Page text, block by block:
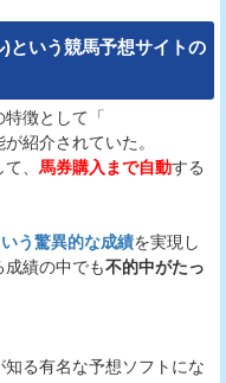
)という競馬予想サイトの
徴として「
紹介されていた。
、 馬券購入まで自動する
う驚異的な成績を実現し
績の中でも不的中がたっ
る有名な予想ソフトにな